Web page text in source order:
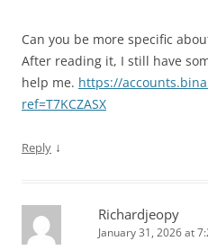
Can you be more specific
After reading it, I still have
help me. https://
ref=T7KCZASX
Reply ↓
Richardjeopy
January 31, 2026 at